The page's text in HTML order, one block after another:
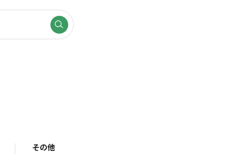
その他